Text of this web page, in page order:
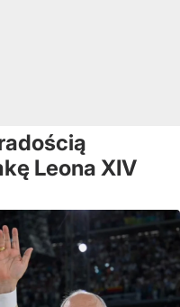
Leona XIV